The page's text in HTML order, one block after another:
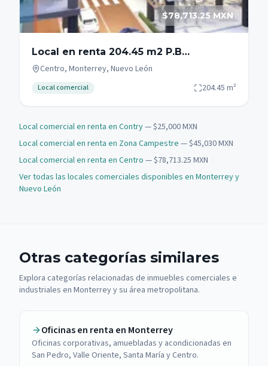
$78,713.25 MXN
Local en renta 204.45 m2 P.B
Fundidora Monterrey Zona Centro
Centro, Monterrey, Nuevo León
Local comercial 204.45 m²
Local comercial en renta en Contry— $25,000 MXN
Local comercial en renta en Zona Campestre — $45,030 MXN
Local comercial en renta en Centro — $78,713.25 MXN
Ver todas las locales comerciales disponibles en Monterrey y
Nuevo León
Otras categorías similares
Explora categorías relacionadas de inmuebles comerciales e
industriales en Monterrey y su área metropolitana.
Oficinas en renta en Monterrey
Oficinas corporativas, amuebladas y acondicionadas en
San Pedro, Valle Oriente, Santa María y Centro.